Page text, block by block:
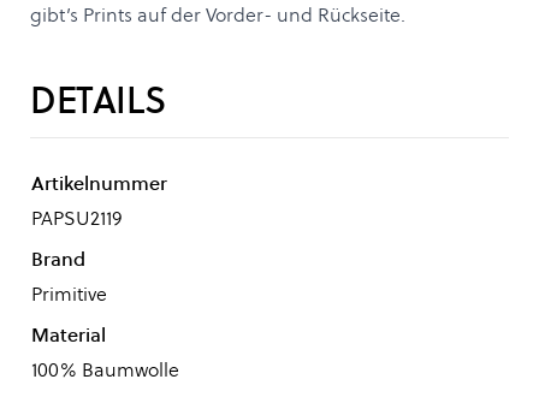
gibt’s Prints auf der Vorder- und Rückseite.
DETAILS
Artikelnummer
PAPSU2119
Brand
Primitive
Material
100% Baumwolle